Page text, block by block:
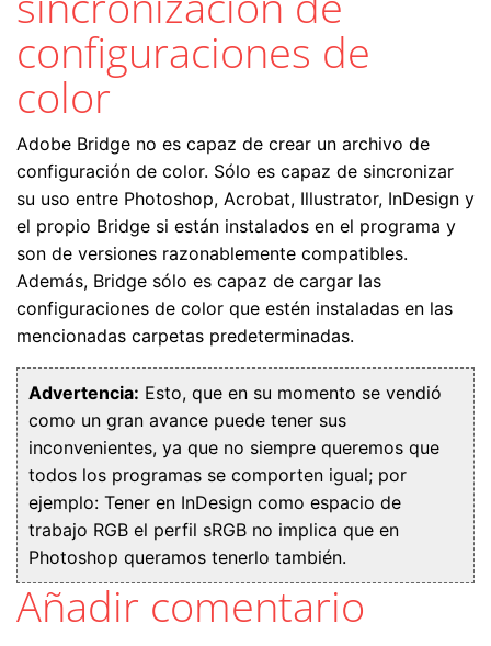
configuraciones de
color
Adobe Bridge no es capaz de crear un archivo de
configuración de color. Sólo es capaz de sincronizar
su uso entre Photoshop, Acrobat, Illustrator, InDesign y
el propio Bridge si están instalados en el programa y
son de versiones razonablemente compatibles.
Además, Bridge sólo es capaz de cargar las
configuraciones de color que estén instaladas en las
mencionadas carpetas predeterminadas.
Advertencia: Esto, que en su momento se vendió
como un gran avance puede tener sus
inconvenientes, ya que no siempre queremos que
todos los programas se comporten igual; por
ejemplo: Tener en InDesign como espacio de
trabajo RGB el perfil sRGB no implica que en
Photoshop queramos tenerlo también.
Añadir comentario